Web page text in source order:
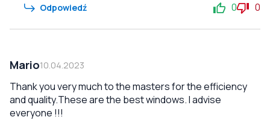
Odpowiedź 0 0
Mario10.04.2023
Thank you very much to the masters for the efficiency
and quality.These are the best windows. I advise
everyone !!!